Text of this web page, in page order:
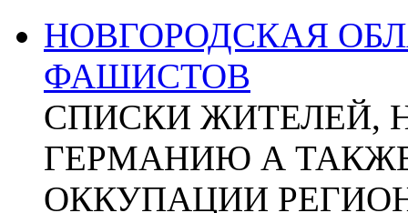
НОВГОРОДСКАЯ
ФАШИСТОВ
СПИСКИ ЖИТЕЛЕЙ,
ГЕРМАНИЮ А
ОККУПАЦИИ